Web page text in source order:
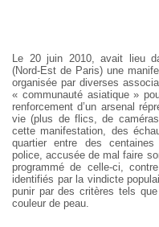
Le 20 juin 2010, avait lieu
(Nord-Est de Paris) une
organisée par diverses
« communauté asiatique »
renforcement d’un arsenal
vie (plus de flics, de
cette manifestation, des
quartier entre des centaines
police, accusée de mal faire
programmé de celle-ci,
identifiés par la vindicte
punir par des critères tels
couleur de peau.